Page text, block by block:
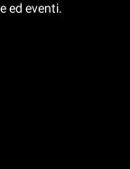
ed eventi.